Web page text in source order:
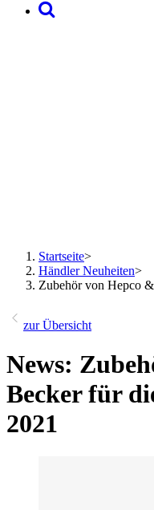
Startseite>
Händler Neuheiten>
Zubehör von Hepco
zur Übersicht
News:
Becker für
2021